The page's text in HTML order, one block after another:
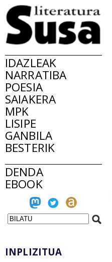
IDAZLEAK
NARRATIBA
POESIA
SAIAKERA
MPK
LISIPE
GANBILA
BESTERIK
DENDA
EBOOK
INPLIZITUA